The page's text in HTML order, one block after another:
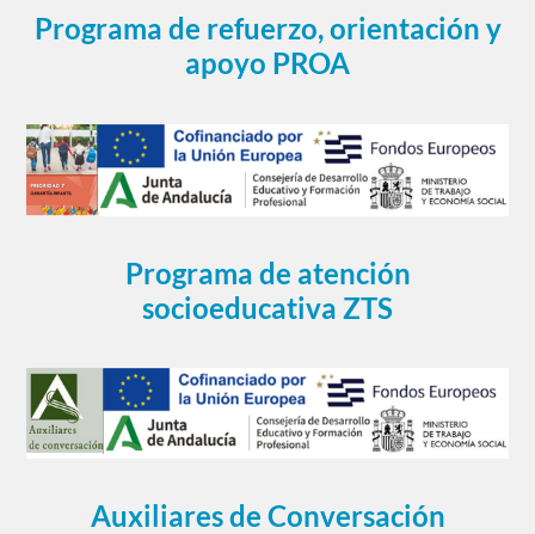
Programa de refuerzo, orientación y
apoyo PROA
Programa de atención
socioeducativa ZTS
Auxiliares de Conversación